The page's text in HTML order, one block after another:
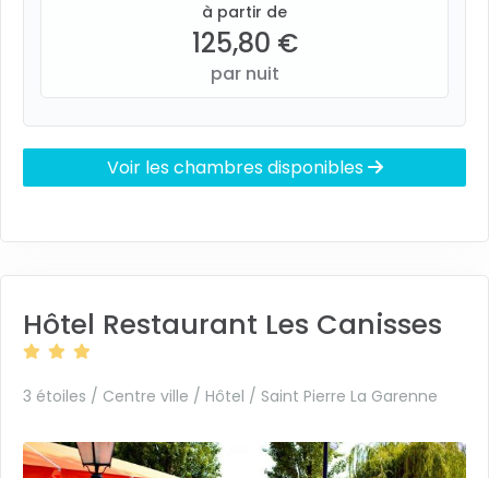
à partir de
125,80 €
par nuit
Voir les chambres disponibles
Hôtel Restaurant Les Canisses
3 étoiles / Centre ville / Hôtel / Saint Pierre La Garenne